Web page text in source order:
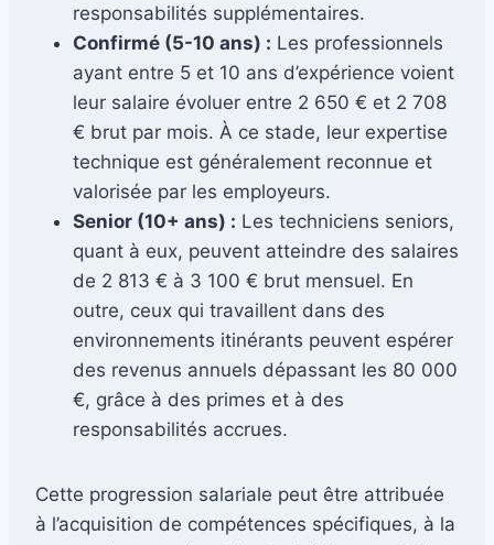
responsabilités supplémentaires.
Confirmé (5-10 ans) : Les professionnels
ayant entre 5 et 10 ans d’expérience voient
leur salaire évoluer entre 2 650 € et 2 708
€ brut par mois. À ce stade, leur expertise
technique est généralement reconnue et
valorisée par les employeurs.
Senior (10+ ans) : Les techniciens seniors,
quant à eux, peuvent atteindre des salaires
de 2 813 € à 3 100 € brut mensuel. En
outre, ceux qui travaillent dans des
environnements itinérants peuvent espérer
des revenus annuels dépassant les 80 000
€, grâce à des primes et à des
responsabilités accrues.
Cette progression salariale peut être attribuée
à l’acquisition de compétences spécifiques, à la